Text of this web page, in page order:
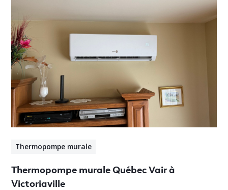
Thermopompe murale
Thermopompe murale Québec Vair à
Victoriaville